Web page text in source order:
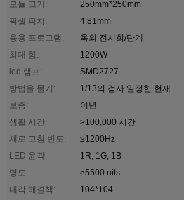
모듈 크기:
250mm*250mm
픽셀 피치:
4.81mm
응용 프로그램:
옥외 전시회/단계
최대 힘:
1200W
led 램프:
SMD2727
방법을 몰기:
1/13의 검사 일정한 현재
보증:
이년
생활 시간:
>100,000 시간
새로 고침 빈도:
≥1200Hz
LED 윤곽:
1R, 1G, 1B
명도:
≥5500 nits
내각 해결책:
104*104